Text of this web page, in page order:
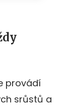
provádí
srůstů a